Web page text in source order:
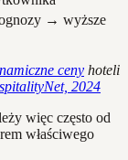
→ wyższe
ceny hoteli
2024
więc często od
właściwego